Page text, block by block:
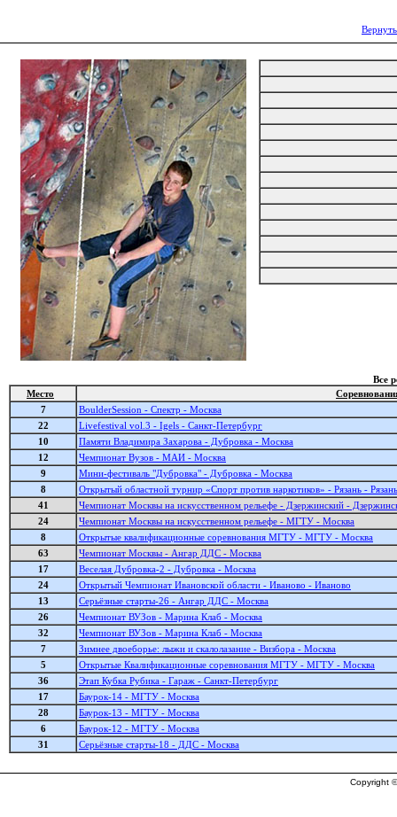
Все
Место
7
BoulderSession - Спектр - Москва
22
Livefestival vol.3 - Igels - Санкт-Петербург
10
Памяти Владимира Захарова - Дубровка - Москва
12
Чемпионат Вузов - МАИ - Москва
9
Мини-фестиваль "Дубровка" - Дубровка - Москва
8
Открытый областной турнир «Спорт против наркотиков» - Рязань - Рязань
41
Чемпионат Москвы на искусственном рельефе - Дзержинский -
24
Чемпионат Москвы на искусственном рельефе - МГТУ - Москва
8
Открытые квалификационные соревнования МГТУ - МГТУ - Москва
63
Чемпионат Москвы - Ангар ДДС - Москва
17
Веселая Дубровка-2 - Дубровка - Москва
24
Открытый Чемпионат Ивановской области - Иваново - Иваново
13
Серьёзные старты-26 - Ангар ДДС - Москва
26
Чемпионат ВУЗов - Марина Клаб - Москва
32
Чемпионат ВУЗов - Марина Клаб - Москва
7
Зимнее двоеборье: лыжи и скалолазание - Визбора - Москва
5
Открытые Квалификационные соревнования МГТУ - МГТУ - Москва
36
Этап Кубка Рубика - Гараж - Санкт-Петербург
17
Баурок-14 - МГТУ - Москва
28
Баурок-13 - МГТУ - Москва
6
Баурок-12 - МГТУ - Москва
31
Серьёзные старты-18 - ДДС - Москва
Copyright